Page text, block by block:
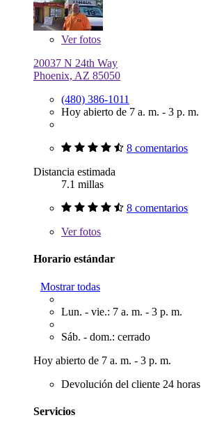
Verfotos
20037 N 24th Way
Phoenix, AZ 85050
(480) 386-1011
Hoy abierto de 7 a. m. - 3 p. m.
8 comentarios
Distancia estimada
7.1 millas
8 comentarios
Verfotos
Horario estándar
Mostrar todas
Lun. - vie.: 7 a. m. - 3 p. m.
Sáb. - dom.: cerrado
Hoy abierto de 7 a. m. - 3 p. m.
Devolución del cliente 24 horas
Servicios